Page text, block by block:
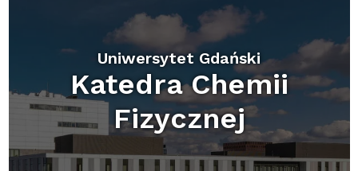
Uniwersytet Gdański
Katedra Chemii
Fizycznej